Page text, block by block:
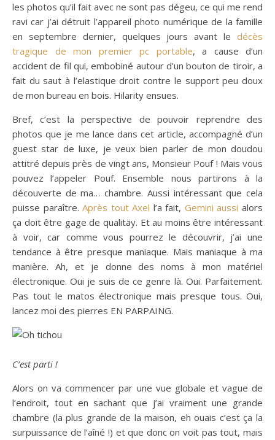
les photos qu’il fait avec ne sont pas dégeu, ce qui me rend
ravi car j’ai détruit l’appareil photo numérique de la famille
en septembre dernier, quelques jours avant le décès
tragique de mon premier pc portable, a cause d’un
accident de fil qui, embobiné autour d’un bouton de tiroir, a
fait du saut à l’elastique droit contre le support peu doux
de mon bureau en bois. Hilarity ensues.
Bref, c’est la perspective de pouvoir reprendre des
photos que je me lance dans cet article, accompagné d’un
guest star de luxe, je veux bien parler de mon doudou
attitré depuis près de vingt ans, Monsieur Pouf ! Mais vous
pouvez l’appeler Pouf. Ensemble nous partirons à la
découverte de ma… chambre. Aussi intéressant que cela
puisse paraître.Après tout Axel l’a fait, Gemini aussi alors
ça doit être gage de qualitäy. Et au moins être intéressant
à voir, car comme vous pourrez le découvrir, j’ai une
tendance à être presque maniaque. Mais maniaque à ma
manière. Ah, et je donne des noms à mon matériel
électronique. Oui je suis de ce genre là. Oui. Parfaitement.
Pas tout le matos électronique mais presque tous. Oui,
lancez moi des pierres EN PARPAING.
C’est parti !
Alors on va commencer par une vue globale et vague de
l’endroit, tout en sachant que j’ai vraiment une grande
chambre (la plus grande de la maison, eh ouais c’est ça la
surpuissance de l’aîné !) et que donc on voit pas tout, mais